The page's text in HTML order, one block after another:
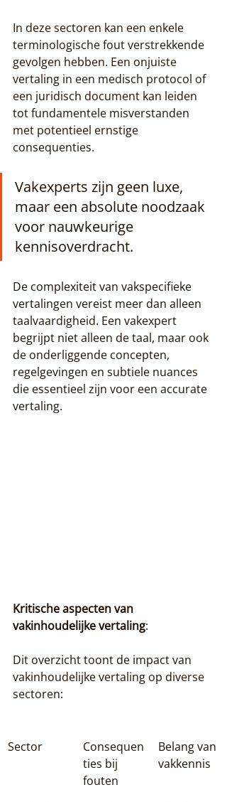
In deze sectoren kan een enkele
terminologische fout verstrekkende
gevolgen hebben. Een onjuiste
vertaling in een medisch protocol of
een juridisch document kan leiden
tot fundamentele misverstanden
met potentieel ernstige
consequenties.
Vakexperts zijn geen luxe,
maar een absolute noodzaak
voor nauwkeurige
kennisoverdracht.
De complexiteit van vakspecifieke
vertalingen vereist meer dan alleen
taalvaardigheid. Een vakexpert
begrijpt niet alleen de taal, maar ook
de onderliggende concepten,
regelgevingen en subtiele nuances
die essentieel zijn voor een accurate
vertaling.
Kritische aspecten van
vakinhoudelijke vertaling:
Dit overzicht toont de impact van
vakinhoudelijke vertaling op diverse
sectoren:
Sector
Consequen
ties bij
fouten
Belang van
vakkennis